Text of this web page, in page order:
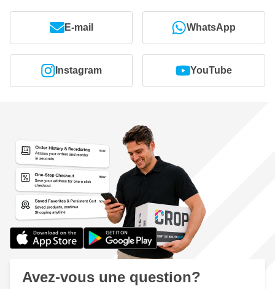
E-mail WhatsApp
Instagram YouTube
Avez-vous une question?